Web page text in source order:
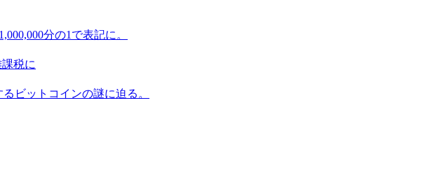
分の1で表記に。
税に
ビットコインの謎に迫る。